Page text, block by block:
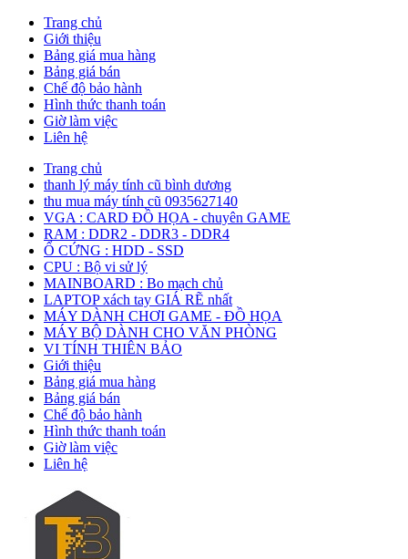
Trang chủ
Giới thiệu
Bảng giá mua hàng
Bảng giá bán
Chế độ bảo hành
Hình thức thanh toán
Giờ làm việc
Liên hệ
Trang chủ
thanh lý máy tính cũ bình dương
thu mua máy tính cũ 0935627140
VGA : CARD ĐỒ HỌA - chuyên GAME
RAM : DDR2 - DDR3 - DDR4
Ổ CỨNG : HDD - SSD
CPU : Bộ vi sử lý
MAINBOARD : Bo mạch chủ
LAPTOP xách tay GIÁ RẼ nhất
MÁY DÀNH CHƠI GAME - ĐỒ HỌA
MÁY BỘ DÀNH CHO VĂN PHÒNG
VI TÍNH THIÊN BẢO
Giới thiệu
Bảng giá mua hàng
Bảng giá bán
Chế độ bảo hành
Hình thức thanh toán
Giờ làm việc
Liên hệ